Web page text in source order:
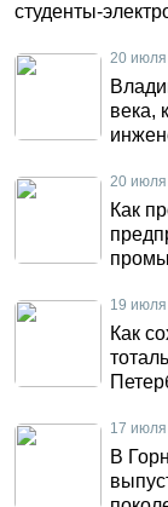
студенты-
20
века,
20
Как
19
Как
17
В